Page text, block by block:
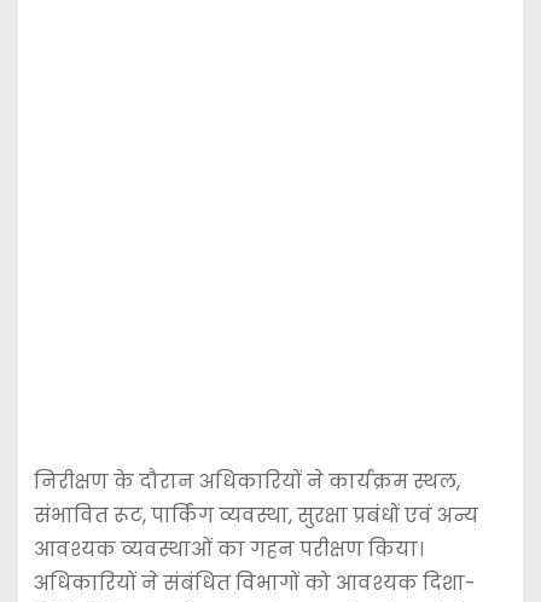
निरीक्षण के दौरान अधिकारियों ने कार्यक्रम स्थल,
संभावित रूट, पार्किंग व्यवस्था, सुरक्षा प्रबंधों एवं अन्य
आवश्यक व्यवस्थाओं का गहन परीक्षण किया।
अधिकारियों ने संबंधित विभागों को आवश्यक दिशा-